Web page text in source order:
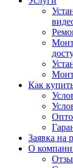
Как
Заявка на
О